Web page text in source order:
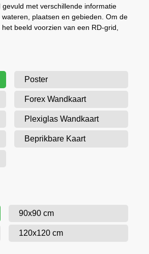
met verschillende informatie
plaatsen en gebieden. Om de
beeld voorzien van een RD-grid,
Poster
Forex Wandkaart
Plexiglas Wandkaart
Beprikbare Kaart
90x90 cm
120x120 cm